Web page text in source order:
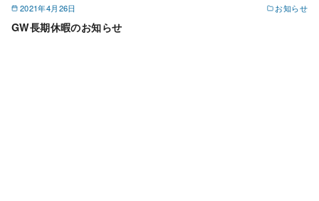
2021年4月26日 お知らせ
GW長期休暇のお知らせ